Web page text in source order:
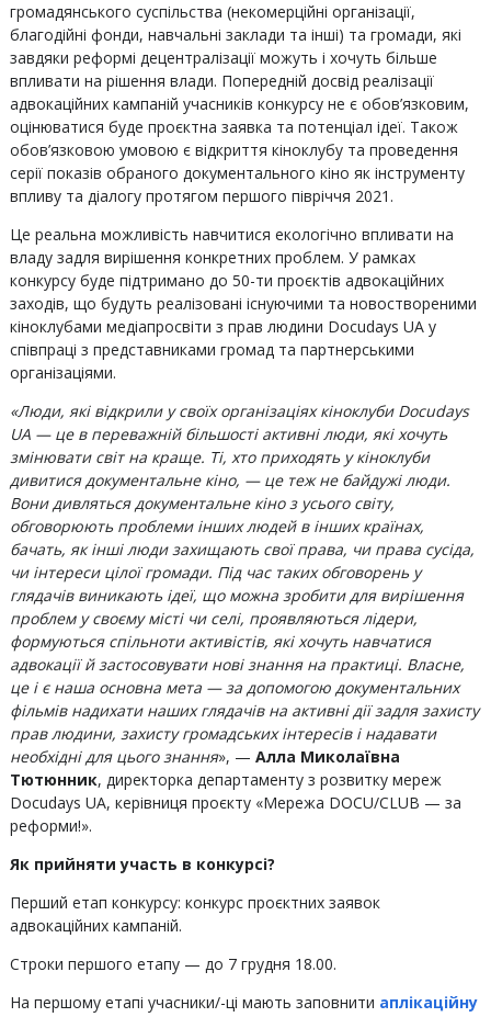
громадянського суспільства (некомерційні організації,
благодійні фонди, навчальні заклади та інші) та громади, які
завдяки реформі децентралізації можуть і хочуть більше
впливати на рішення влади. Попередній досвід реалізації
адвокаційних кампаній учасників конкурсу не є обов’язковим,
оцінюватися буде проєктна заявка та потенціал ідеї. Також
обов’язковою умовою є відкриття кіноклубу та проведення
серії показів обраного документального кіно як інструменту
впливу та діалогу протягом першого півріччя 2021.
Це реальна можливість навчитися екологічно впливати на
владу задля вирішення конкретних проблем. У рамках
конкурсу буде підтримано до 50-ти проєктів адвокаційних
заходів, що будуть реалізовані існуючими та новоствореними
кіноклубами медіапросвіти з прав людини Docudays UA у
співпраці з представниками громад та партнерськими
організаціями.
«Люди, які відкрили у своїх організаціях кіноклуби Docudays
UA — це в переважній більшості активні люди, які хочуть
змінювати світ на краще. Ті, хто приходять у кіноклуби
дивитися документальне кіно, — це теж не байдужі люди.
Вони дивляться документальне кіно з усього світу,
обговорюють проблеми інших людей в інших країнах,
бачать, як інші люди захищають свої права, чи права сусіда,
чи інтереси цілої громади. Під час таких обговорень у
глядачів виникають ідеї, що можна зробити для вирішення
проблем у своєму місті чи селі, проявляються лідери,
формуються спільноти активістів, які хочуть навчатися
адвокації й застосовувати нові знання на практиці. Власне,
це і є наша основна мета — за допомогою документальних
фільмів надихати наших глядачів на активні дії задля захисту
прав людини, захисту громадських інтересів і надавати
необхідні для цього знання», — Алла Миколаївна
Тютюнник, директорка департаменту з розвитку мереж
Docudays UA, керівниця проєкту «Мережа DOCU/CLUB — за
реформи!».
Як прийняти участь в конкурсі?
Перший етап конкурсу: конкурс проєктних заявок
адвокаційних кампаній.
Строки першого етапу — до 7 грудня 18.00.
На першому етапі учасники/-ці мають заповнити аплікаційну